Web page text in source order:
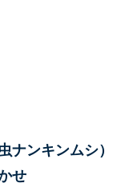
ナンキンムシ）
せ